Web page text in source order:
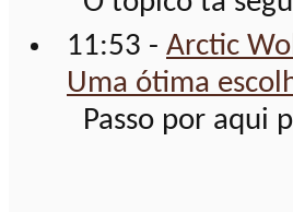
11:53 - Arctic
Uma ótima
Passo por aqui